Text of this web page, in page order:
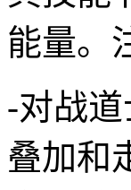
能量。
-对战
叠加和